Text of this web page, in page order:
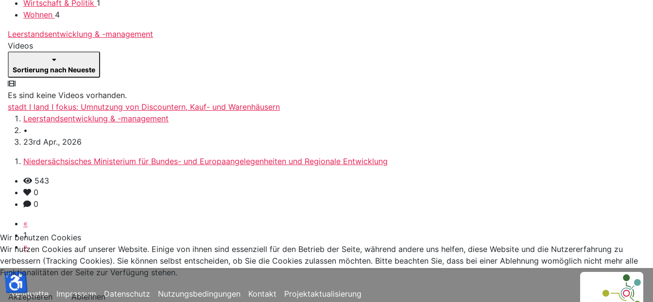
Wirtschaft & Politik 1
Wohnen 4
Leerstandsentwicklung & -management
Videos
Sortierung nach Neueste
Es sind keine Videos vorhanden.
stadt I land I fokus: Umnutzung von Discountern, Kauf- und Warenhäusern
Leerstandsentwicklung & -management
•
23rd Apr., 2026
Niedersächsisches Ministerium für Bundes- und Europaangelegenheiten und Regionale Entwicklung
543
0
0
«
1
»
Netiquette Impressum Datenschutz Nutzungsbedingungen Kontakt Projektaktualisierung
Wir benutzen Cookies
Wir nutzen Cookies auf unserer Website. Einige von ihnen sind essenziell für den Betrieb der Seite, während andere uns helfen, diese Website und die Nutzererfahrung zu
verbessern (Tracking Cookies). Sie können selbst entscheiden, ob Sie die Cookies zulassen möchten. Bitte beachten Sie, dass bei einer Ablehnung womöglich nicht mehr alle
Funktionalitäten der Seite zur Verfügung stehen.
Akzeptieren Ablehnen